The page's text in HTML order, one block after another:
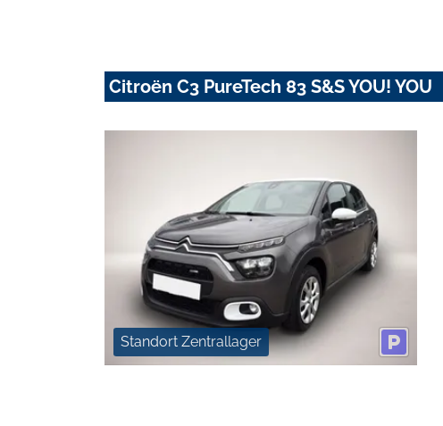
Citroën C3 PureTech 83 S&S YOU! YOU
Standort Zentrallager